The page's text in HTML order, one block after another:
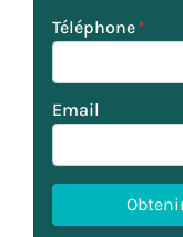
Téléphone*
Email